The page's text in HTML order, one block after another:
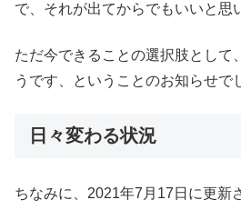
で、それが出てからでもいいと思
ただ今できることの選択肢として
うです、ということのお知らせで
日々変わる状況
ちなみに、2021年7月17日に更新